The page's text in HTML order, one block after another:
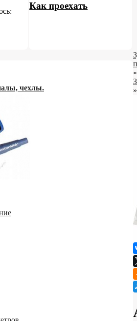
Как проехать
чехлы.
»
»